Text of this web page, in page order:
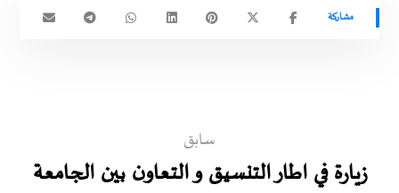
سابق
زيارة في اطار التنسيق و التعاون بين الجامعة